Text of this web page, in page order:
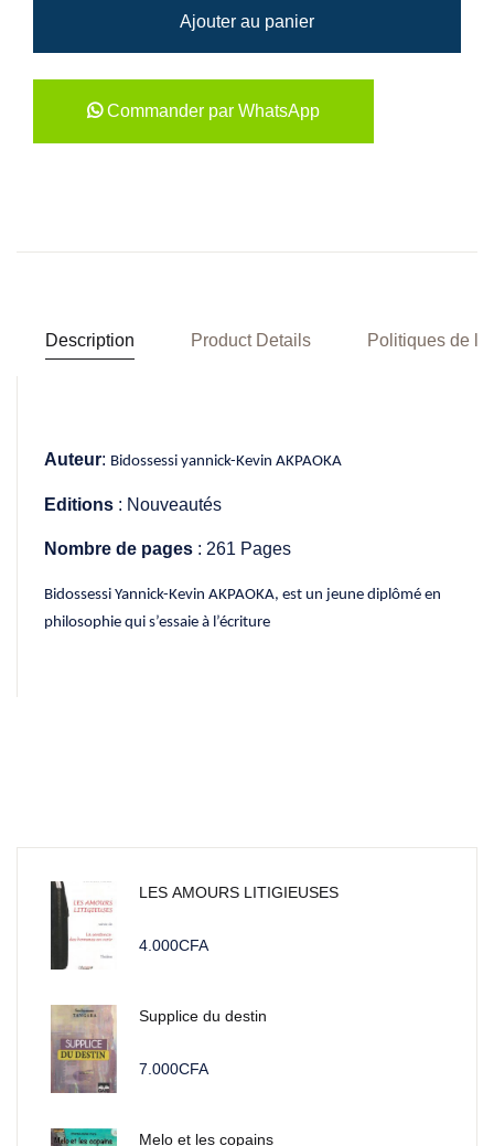
Ajouter au panier
Commander par WhatsApp
Description Product Details Politiques de la
Auteur: Bidossessi yannick-Kevin AKPAOKA
Editions : Nouveautés
Nombre de pages : 261 Pages
Bidossessi Yannick-Kevin AKPAOKA, est un jeune diplômé en
philosophie qui s’essaie à l’écriture
LES AMOURS LITIGIEUSES
4.000CFA
Supplice du destin
7.000CFA
Melo et les copains